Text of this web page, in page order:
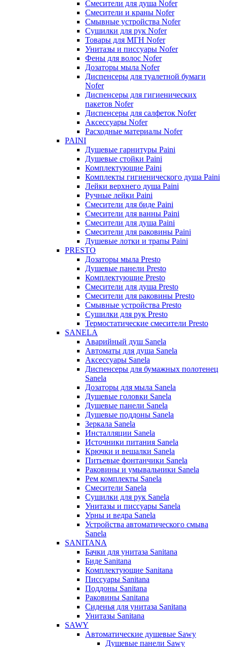
Смесители для душа Nofer
Смесители и краны Nofer
Смывные устройства Nofer
Сушилки для рук Nofer
Товары для МГН Nofer
Унитазы и писсуары Nofer
Фены для волос Nofer
Дозаторы мыла Nofer
Диспенсеры для туалетной бумаги
Nofer
Диспенсеры для гигиенических
пакетов Nofer
Диспенсеры для салфеток Nofer
Аксессуары Nofer
Расходные материалы Nofer
PAINI
Душевые гарнитуры Paini
Душевые стойки Paini
Комплектующие Paini
Комплекты гигиенического душа Paini
Лейки верхнего душа Paini
Ручные лейки Paini
Смесители для биде Paini
Смесители для ванны Paini
Смесители для душа Paini
Смесители для раковины Paini
Душевые лотки и трапы Paini
PRESTO
Дозаторы мыла Presto
Душевые панели Presto
Комплектующие Presto
Смесители для душа Presto
Смесители для раковины Presto
Смывные устройства Presto
Сушилки для рук Presto
Термостатические смесители Presto
SANELA
Аварийный душ Sanela
Автоматы для душа Sanela
Аксессуары Sanela
Диспенсеры для бумажных полотенец
Sanela
Дозаторы для мыла Sanela
Душевые головки Sanela
Душевые панели Sanela
Душевые поддоны Sanela
Зеркала Sanela
Инсталляции Sanela
Источники питания Sanela
Крючки и вешалки Sanela
Питьевые фонтанчики Sanela
Раковины и умывальники Sanela
Рем комплекты Sanela
Смесители Sanela
Сушилки для рук Sanela
Унитазы и писсуары Sanela
Урны и ведра Sanela
Устройства автоматического смыва
Sanela
SANITANA
Бачки для унитаза Sanitana
Биде Sanitana
Комплектующие Sanitana
Писсуары Sanitana
Поддоны Sanitana
Раковины Sanitana
Сиденья для унитаза Sanitana
Унитазы Sanitana
SAWY
Автоматические душевые Sawy
Душевые панели Sawy